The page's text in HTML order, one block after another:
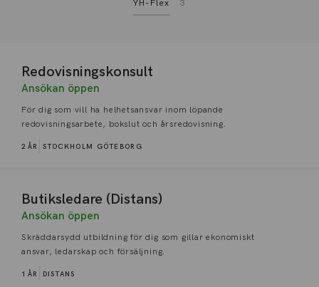
YH-Flex 3
Redovisningskonsult
Ansökan öppen
För dig som vill ha helhetsansvar inom löpande
redovisningsarbete, bokslut och årsredovisning.
2 ÅR STOCKHOLM GÖTEBORG
Butiksledare (Distans)
Ansökan öppen
Skräddarsydd utbildning för dig som gillar ekonomiskt
ansvar, ledarskap och försäljning.
1 ÅR DISTANS